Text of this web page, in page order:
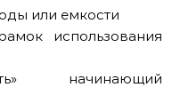
или емкости
использования
начинающий